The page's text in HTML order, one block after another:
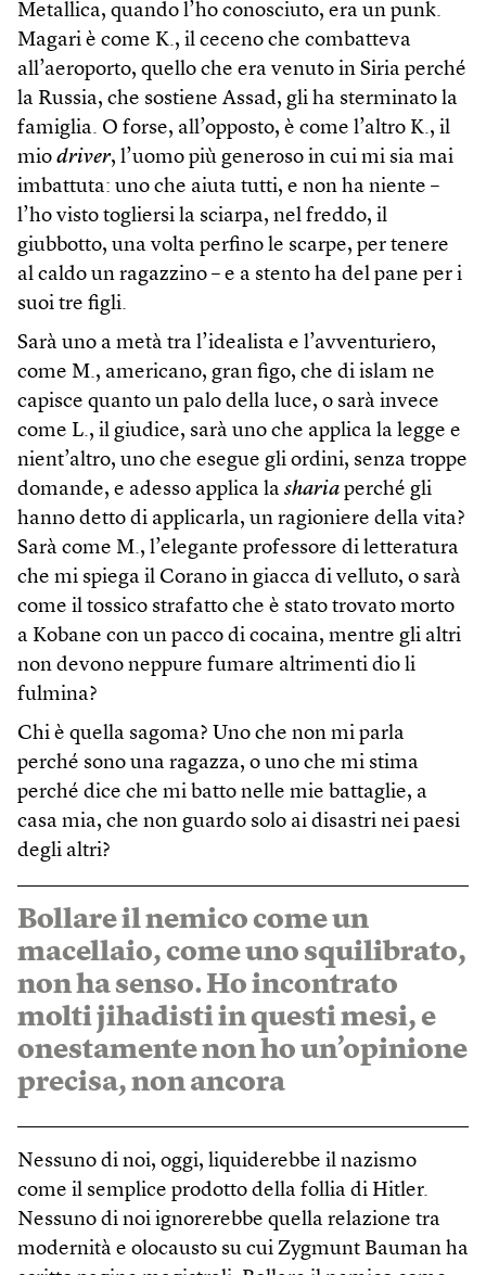
Metallica, quando l’ho conosciuto, era un punk.
Magari è come K., il ceceno che combatteva
all’aeroporto, quello che era venuto in Siria perché
la Russia, che sostiene Assad, gli ha sterminato la
famiglia. O forse, all’opposto, è come l’altro K., il
mio driver, l’uomo più generoso in cui mi sia mai
imbattuta: uno che aiuta tutti, e non ha niente –
l’ho visto togliersi la sciarpa, nel freddo, il
giubbotto, una volta perfino le scarpe, per tenere
al caldo un ragazzino – e a stento ha del pane per i
suoi tre figli.
Sarà uno a metà tra l’idealista e l’avventuriero,
come M., americano, gran figo, che di islam ne
capisce quanto un palo della luce, o sarà invece
come L., il giudice, sarà uno che applica la legge e
nient’altro, uno che esegue gli ordini, senza troppe
domande, e adesso applica la sharia perché gli
hanno detto di applicarla, un ragioniere della vita?
Sarà come M., l’elegante professore di letteratura
che mi spiega il Corano in giacca di velluto, o sarà
come il tossico strafatto che è stato trovato morto
a Kobane con un pacco di cocaina, mentre gli altri
non devono neppure fumare altrimenti dio li
fulmina?
Chi è quella sagoma? Uno che non mi parla
perché sono una ragazza, o uno che mi stima
perché dice che mi batto nelle mie battaglie, a
casa mia, che non guardo solo ai disastri nei paesi
degli altri?
Bollare il nemico come un
macellaio, come uno squilibrato,
non ha senso. Ho incontrato
molti jihadisti in questi mesi, e
onestamente non ho un’opinione
precisa, non ancora
Nessuno di noi, oggi, liquiderebbe il nazismo
come il semplice prodotto della follia di Hitler.
Nessuno di noi ignorerebbe quella relazione tra
modernità e olocausto su cui Zygmunt Bauman ha